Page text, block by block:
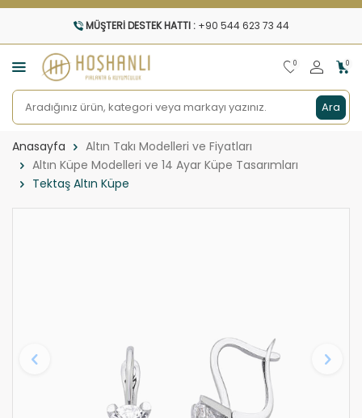
MÜŞTERI DESTEK HATTI : +90 544 623 73 44
Ara
0 0
Anasayfa
Altın Takı Modelleri ve Fiyatları
Altın Küpe Modelleri ve 14 Ayar Küpe Tasarımları
Tektaş Altın Küpe